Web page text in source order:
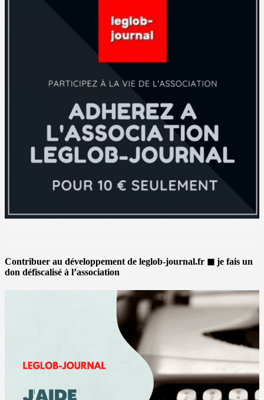
Contribuer au développement de leglob-journal.fr ◼ je fais un
don défiscalisé à l’association